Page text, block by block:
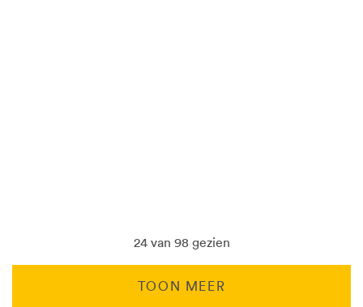
24 van 98 gezien
TOON MEER